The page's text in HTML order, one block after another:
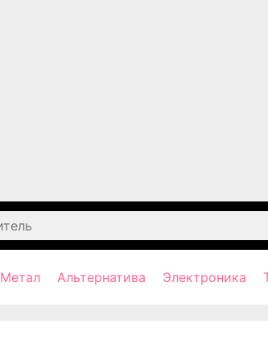
Метал Альтернатива Электроника